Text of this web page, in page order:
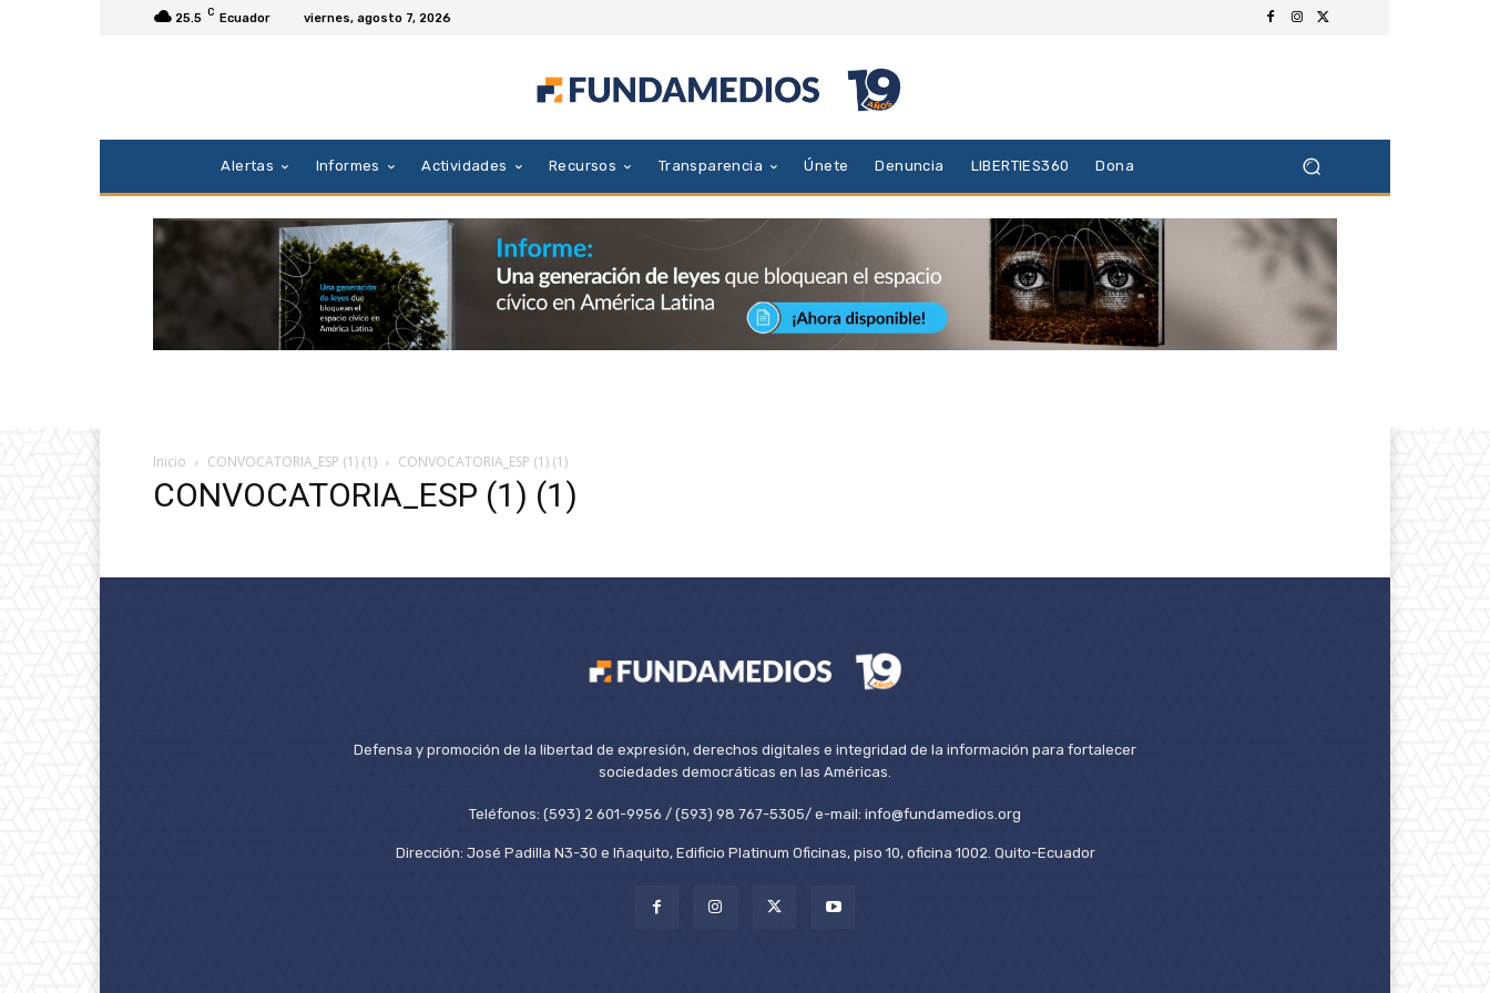
25.5 C Ecuador viernes, agosto 7, 2026
Alertas Informes Actividades Recursos Transparencia Únete Denuncia LIBERTIES360 Dona
Inicio CONVOCATORIA_ESP (1) (1) CONVOCATORIA_ESP (1) (1)
CONVOCATORIA_ESP (1) (1)
Defensa y promoción de la libertad de expresión, derechos digitales e integridad de la información para fortalecer
sociedades democráticas en las Américas.
Teléfonos: (593) 2 601-9956 / (593) 98 767-5305/ e-mail: info@fundamedios.org
Dirección: José Padilla N3-30 e Iñaquito, Edificio Platinum Oficinas, piso 10, oficina 1002. Quito-Ecuador